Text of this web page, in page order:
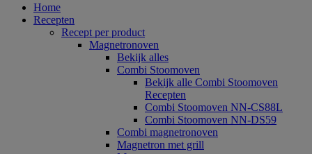
Home
Recepten
Recept per product
Magnetronoven
Bekijk alles
Combi Stoomoven
Bekijk alle Combi Stoomoven
Recepten
Combi Stoomoven NN-CS88L
Combi Stoomoven NN-DS59
Combi magnetronoven
Magnetron met grill